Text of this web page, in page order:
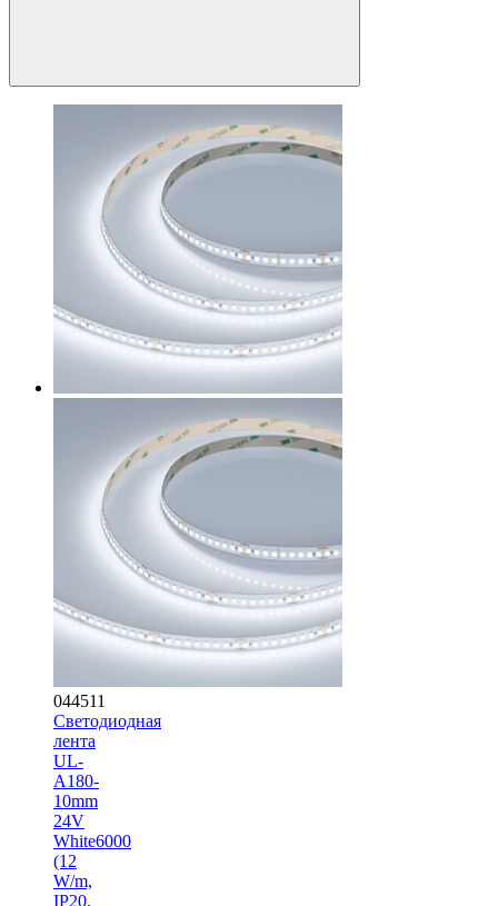
044511
Светодиодная
лента
UL-
A180-
10mm
24V
White6000
(12
W/m,
IP20,